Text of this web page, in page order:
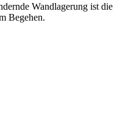
Wandlagerung ist die
Begehen.